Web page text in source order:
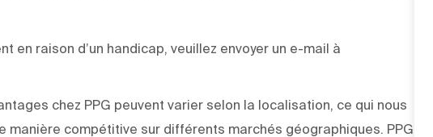
en raison d’un handicap, veuillez envoyer un e-mail à
chez PPG peuvent varier selon la localisation, ce qui nous
manière compétitive sur différents marchés géographiques. PPG